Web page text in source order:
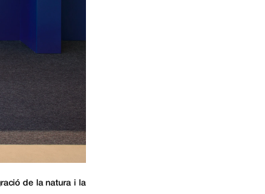
de la natura i la